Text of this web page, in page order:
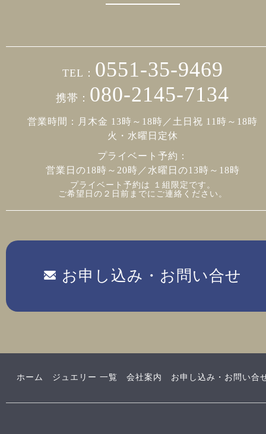
TEL： 0551-35-9469
携帯： 080-2145-7134
営業時間：月木金 13時～18時／土日祝 11時～18時
火・水曜日定休
プライベート予約：
営業日の18時～20時／水曜日の13時～18時
プライベート予約は １組限定です。
ご希望日の２日前までにご連絡ください。
お申し込み・お問い合せ
ホーム ジュエリー 一覧 会社案内 お申し込み・お問い合